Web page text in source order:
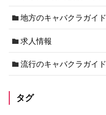
地方のキャバクラガイド
求人情報
流行のキャバクラガイド
タグ